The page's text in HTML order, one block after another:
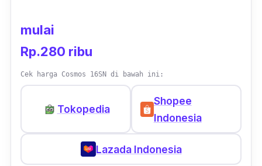
mulai
Rp.280 ribu
Cek harga Cosmos 16SN di bawah ini:
Tokopedia
Shopee
Indonesia
Lazada Indonesia